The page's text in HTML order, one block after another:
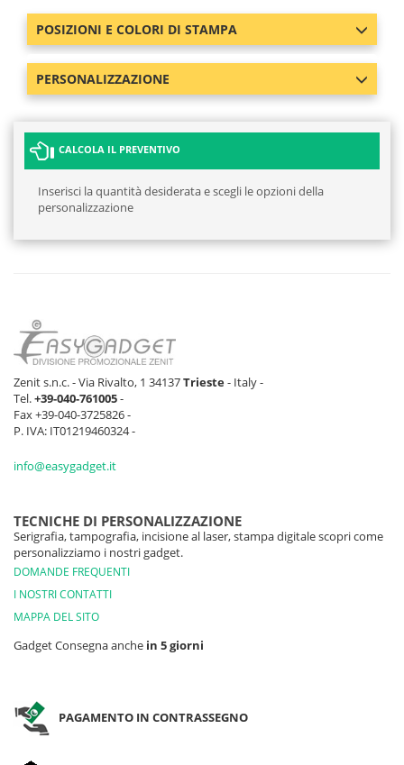
POSIZIONI E COLORI DI STAMPA
PERSONALIZZAZIONE
CALCOLA IL PREVENTIVO
Inserisci la quantità desiderata e scegli le opzioni della
personalizzazione
Zenit s.n.c. - Via Rivalto, 1 34137Trieste- Italy -
Tel.+39-040-761005-
Fax +39-040-3725826 -
P. IVA: IT01219460324 -
info@easygadget.it
TECNICHE DI PERSONALIZZAZIONE
Serigrafia, tampografia, incisione al laser, stampa digitale scopri come
personalizziamo i nostri gadget.
DOMANDE FREQUENTI
I NOSTRI CONTATTI
MAPPA DEL SITO
Gadget Consegna anche in 5 giorni
PAGAMENTO IN CONTRASSEGNO